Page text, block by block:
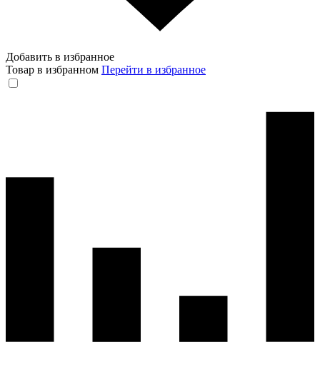
Добавить в избранное
Товар в избранном Перейти в избранное